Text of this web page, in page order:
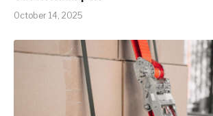
October 14, 2025